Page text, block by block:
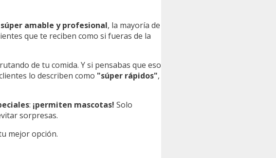
súper amable y profesional, la mayoría de
que te reciben como si fueras de la
de tu comida. Y si pensabas que eso
lo describen como "súper rápidos",
: ¡permiten mascotas! Solo
sorpresas.
mejor opción.